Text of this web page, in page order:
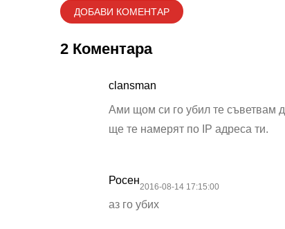
2 Коментара
clansman
Ами щом си го убил те съветвам
ще те намерят по IP адреса ти.
Росен
2016-08-14 17:15:00
аз го убих